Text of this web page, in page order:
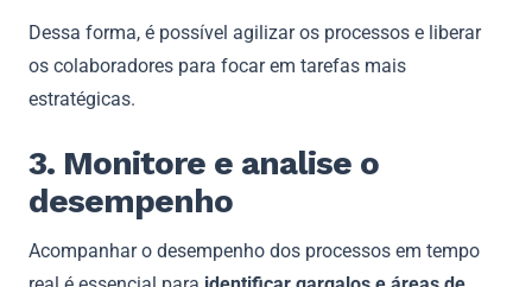
Dessa forma, é possível agilizar os processos e liberar
os colaboradores para focar em tarefas mais
estratégicas.
3. Monitore e analise o
desempenho
Acompanhar o desempenho dos processos em tempo